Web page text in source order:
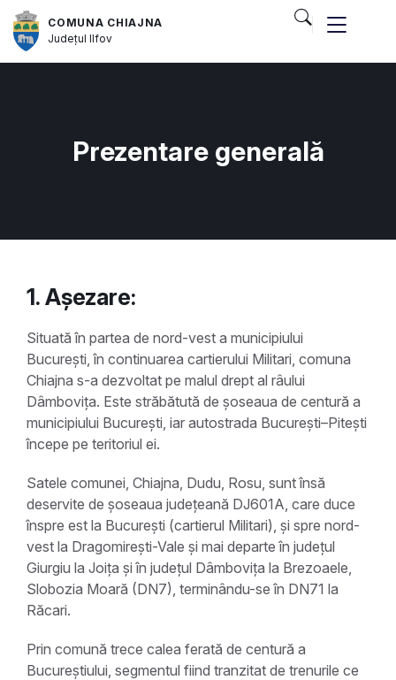
COMUNA CHIAJNA
JudețulIlfov
Prezentare generală
1. Așezare:
Situată în partea de nord-vest a municipiului
București, în continuarea cartierului Militari, comuna
Chiajna s-a dezvoltat pe malul drept al râului
Dâmbovița. Este străbătută de șoseaua de centură a
municipiului București, iar autostrada București–Pitești
începe pe teritoriul ei.
Satele comunei, Chiajna, Dudu, Rosu, sunt însă
deservite de șoseaua județeană DJ601A, care duce
înspre est la București (cartierul Militari), și spre nord-
vest la Dragomirești-Vale și mai departe în județul
Giurgiu la Joița și în județul Dâmbovița la Brezoaele,
Slobozia Moară (DN7), terminându-se în DN71 la
Răcari.
Prin comună trece calea ferată de centură a
Bucureștiului, segmentul fiind tranzitat de trenurile ce